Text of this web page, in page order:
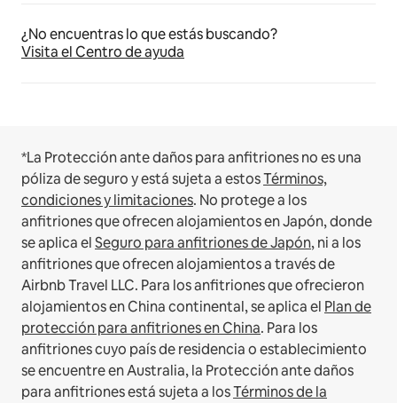
¿No encuentras lo que estás buscando?
Visita el Centro de ayuda
*La Protección ante daños para anfitriones no es una
póliza de seguro y está sujeta a estosTérminos,
condiciones y limitaciones. No protege a los
anfitriones que ofrecen alojamientos en Japón, donde
se aplica elSeguro para anfitriones de Japón, ni a los
anfitriones que ofrecen alojamientos a través de
Airbnb Travel LLC. Para los anfitriones que ofrecieron
alojamientos en China continental, se aplica el Plan de
protección para anfitriones en China. Para los
anfitriones cuyo país de residencia o establecimiento
se encuentre en Australia, la Protección ante daños
para anfitriones está sujeta a losTérminos de la